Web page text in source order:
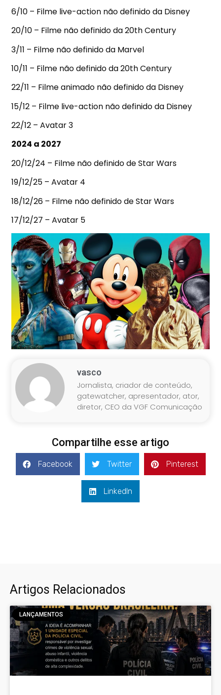
6/10 – Filme live-action não definido da Disney
20/10 – Filme não definido da 20th Century
3/11 – Filme não definido da Marvel
10/11 – Filme não definido da 20th Century
22/11 – Filme animado não definido da Disney
15/12 – Filme live-action não definido da Disney
22/12 – Avatar 3
2024 a 2027
20/12/24 – Filme não definido de Star Wars
19/12/25 – Avatar 4
18/12/26 – Filme não definido de Star Wars
17/12/27 – Avatar 5
vasco
Jornalista, criador de conteúdo,
gatewatcher, apresentador, ator,
diretor, CEO da VGF Comunicação
Compartilhe esse artigo
Facebook Twitter Pinterest
LinkedIn
Artigos Relacionados
LANÇAMENTOS